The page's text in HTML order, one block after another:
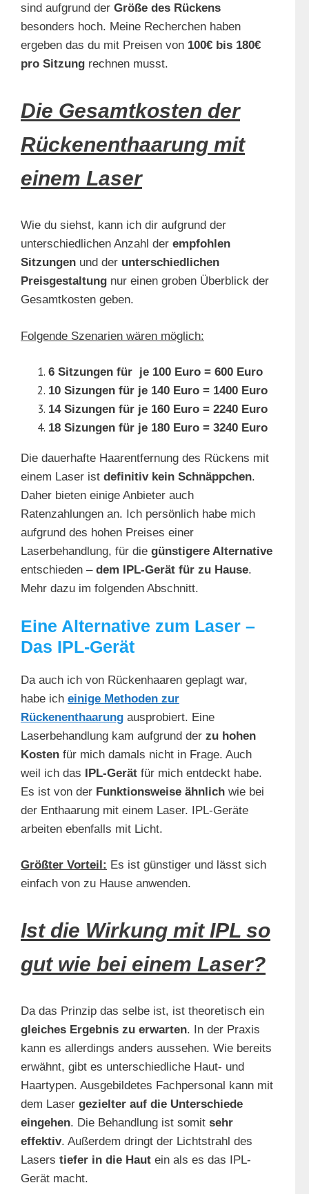
sind aufgrund der Größe des Rückens
besonders hoch. Meine Recherchen haben
ergeben das du mit Preisen von 100€ bis 180€
pro Sitzung rechnen musst.
Die Gesamtkosten der
Rückenenthaarung mit
einem Laser
Wie du siehst, kann ich dir aufgrund der
unterschiedlichen Anzahl der empfohlen
Sitzungen und der unterschiedlichen
Preisgestaltung nur einen groben Überblick der
Gesamtkosten geben.
Folgende Szenarien wären möglich:
6 Sitzungen für je 100 Euro = 600 Euro
10 Sizungen für je 140 Euro = 1400 Euro
14 Sizungen für je 160 Euro = 2240 Euro
18 Sizungen für je 180 Euro = 3240 Euro
Die dauerhafte Haarentfernung des Rückens mit
einem Laser ist definitiv kein Schnäppchen.
Daher bieten einige Anbieter auch
Ratenzahlungen an. Ich persönlich habe mich
aufgrund des hohen Preises einer
Laserbehandlung, für die günstigere Alternative
entschieden – dem IPL-Gerät für zu Hause.
Mehr dazu im folgenden Abschnitt.
Eine Alternative zum Laser –
Das IPL-Gerät
Da auch ich von Rückenhaaren geplagt war,
habe ich einige Methoden zur
Rückenenthaarung ausprobiert. Eine
Laserbehandlung kam aufgrund der zu hohen
Kosten für mich damals nicht in Frage. Auch
weil ich das IPL-Gerät für mich entdeckt habe.
Es ist von der Funktionsweise ähnlich wie bei
der Enthaarung mit einem Laser. IPL-Geräte
arbeiten ebenfalls mit Licht.
Größter Vorteil: Es ist günstiger und lässt sich
einfach von zu Hause anwenden.
Ist die Wirkung mit IPL so
gut wie bei einem Laser?
Da das Prinzip das selbe ist, ist theoretisch ein
gleiches Ergebnis zu erwarten. In der Praxis
kann es allerdings anders aussehen. Wie bereits
erwähnt, gibt es unterschiedliche Haut- und
Haartypen. Ausgebildetes Fachpersonal kann mit
dem Laser gezielter auf die Unterschiede
eingehen. Die Behandlung ist somit sehr
effektiv. Außerdem dringt der Lichtstrahl des
Lasers tiefer in die Haut ein als es das IPL-
Gerät macht.